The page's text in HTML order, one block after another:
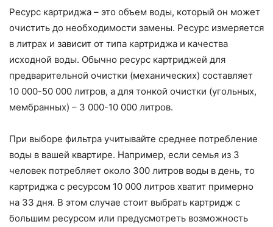
Ресурс картриджа – это объем воды, который он может
очистить до необходимости замены. Ресурс измеряется
в литрах и зависит от типа картриджа и качества
исходной воды. Обычно ресурс картриджей для
предварительной очистки (механических) составляет
10 000-50 000 литров, а для тонкой очистки (угольных,
мембранных) – 3 000-10 000 литров.
При выборе фильтра учитывайте среднее потребление
воды в вашей квартире. Например, если семья из 3
человек потребляет около 300 литров воды в день, то
картриджа с ресурсом 10 000 литров хватит примерно
на 33 дня. В этом случае стоит выбрать картридж с
большим ресурсом или предусмотреть возможность